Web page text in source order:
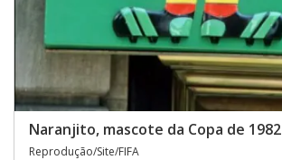
Naranjito, mascote da Copa de 1982
Reprodução/Site/FIFA